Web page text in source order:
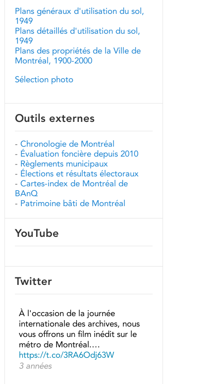
Plans généraux d'utilisation du sol,
1949
Plans détaillés d'utilisation du sol,
1949
Plans des propriétés de la Ville de
Montréal, 1900-2000
Sélection photo
Outils externes
- Chronologie de Montréal
- Évaluation foncière depuis 2010
- Règlements municipaux
- Élections et résultats électoraux
- Cartes-index de Montréal de
BAnQ
- Patrimoine bâti de Montréal
YouTube
Twitter
À l'occasion de la journée
internationale des archives, nous
vous offrons un film inédit sur le
métro de Montréal.…
https://t.co/3RA6Odj63W
3 années